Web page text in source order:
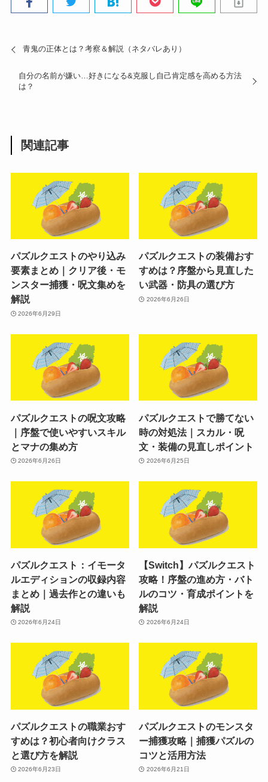
青鬼の正体とは？考察＆解説（ネタバレあり）
自分の名前が嫌い…好きになる&克服し自己肯定感を高める方法
は？
関連記事
パズルクエストのやり込み
要素まとめ｜クリア後・モ
ンスター捕獲・呪文集めを
解説
2026年6月29日
パズルクエストの装備おす
すめは？序盤から見直した
い武器・防具の選び方
2026年6月26日
パズルクエストの呪文攻略
｜序盤で使いやすいスキル
とマナの集め方
2026年6月26日
パズルクエストで勝てない
時の対処法｜スカル・呪
文・装備の見直しポイント
2026年6月25日
パズルクエスト：イモータ
ルエディションの収録内容
まとめ｜過去作との違いも
解説
2026年6月24日
【Switch】パズルクエスト
攻略！序盤の進め方・バト
ルのコツ・育成ポイントを
解説
2026年6月24日
パズルクエストの職業おす
すめは？初心者向けクラス
と選び方を解説
2026年6月23日
パズルクエストのモンスタ
ー捕獲攻略｜捕獲パズルの
コツと活用方法
2026年6月21日